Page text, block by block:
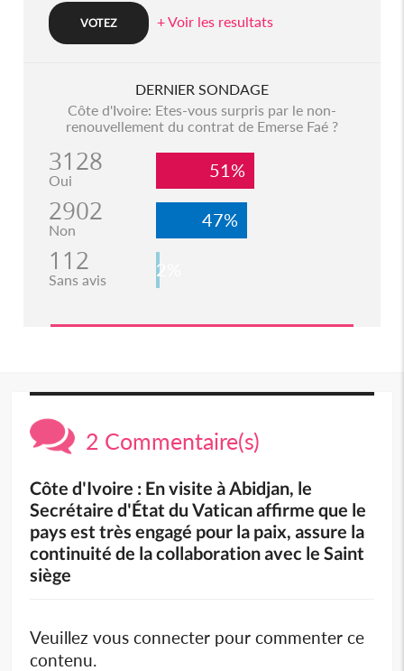
+ Voir les resultats
DERNIER SONDAGE
Côte d'Ivoire: Etes-vous surpris par le non-
renouvellement du contrat de Emerse Faé ?
3128
Oui 51%
2902
Non 47%
112
Sans avis 2%
2 Commentaire(s)
Côte d'Ivoire : En visite à Abidjan, le
Secrétaire d'État du Vatican affirme que le
pays est très engagé pour la paix, assure la
continuité de la collaboration avec le Saint
siège
Veuillez vous connecter pour commenter ce
contenu.